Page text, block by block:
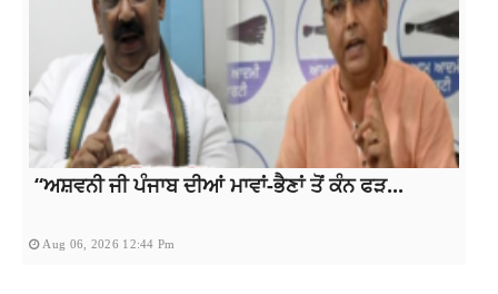
“ਅਸ਼ਵਨੀ ਜੀ ਪੰਜਾਬ ਦੀਆਂ ਮਾਵਾਂ-ਭੈਣਾਂ ਤੋਂ ਕੰਨ ਫੜ...
Aug 06, 2026 12:44 Pm